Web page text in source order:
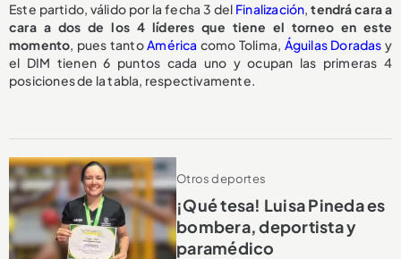
Este partido, válido por la fecha 3 del Finalización,tendrá cara a
cara a dos de los 4 líderes que tiene el torneo en este
momento, pues tantoAmérica como Tolima, Águilas Doradas y
el DIM tienen 6 puntos cada uno y ocupan las primeras 4
posiciones de la tabla, respectivamente.
Otros deportes
¡Qué tesa! Luisa Pineda es
bombera, deportista y
paramédico